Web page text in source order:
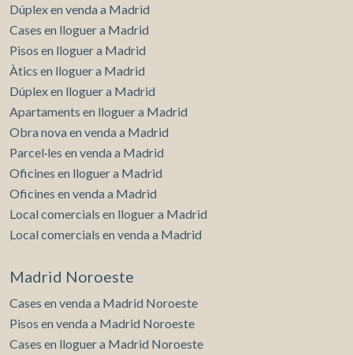
Dúplex en venda a Madrid
Cases en lloguer a Madrid
Pisos en lloguer a Madrid
Àtics en lloguer a Madrid
Dúplex en lloguer a Madrid
Apartaments en lloguer a Madrid
Obra nova en venda a Madrid
Parcel·les en venda a Madrid
Oficines en lloguer a Madrid
Oficines en venda a Madrid
Local comercials en lloguer a Madrid
Local comercials en venda a Madrid
Madrid Noroeste
Cases en venda a Madrid Noroeste
Pisos en venda a Madrid Noroeste
Cases en lloguer a Madrid Noroeste